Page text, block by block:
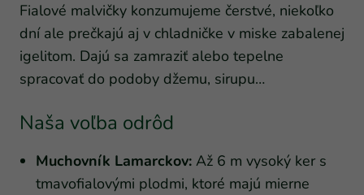
Fialové malvičky konzumujeme čerstvé, niekoľko
dní ale prečkajú aj v chladničke v miske zabalenej
igelitom. Dajú sa zamraziť alebo tepelne
spracovať do podoby džemu, sirupu…
Naša voľba odrôd
Muchovník Lamarckov: Až 6 m vysoký ker s
tmavofialovými plodmi, ktoré majú mierne